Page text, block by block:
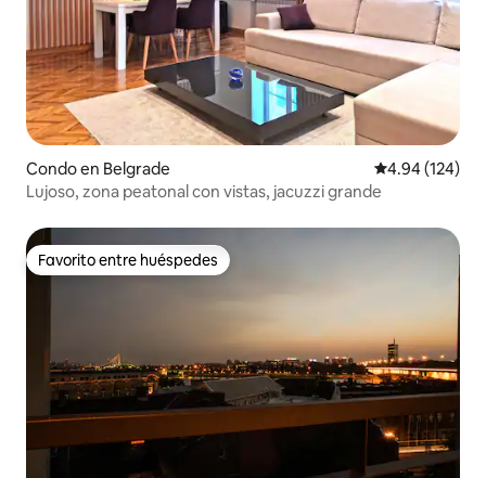
Condo en Belgrade Calificación
4.94 (124)
Lujoso, zona peatonal con vistas, jacuzzi grande
Favorito entre huéspedes
Favorito entre huéspedes